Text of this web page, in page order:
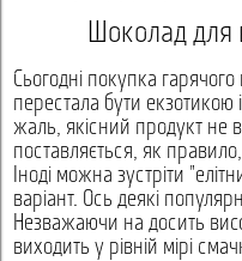
Шоколад для
Сьогодні покупка
перестала бути екзотикою
жаль, якісний продукт не
поставляється, як правило,
Іноді можна зустріти
варіант. Ось деякі
Незважаючи на досить
виходить у рівній мірі